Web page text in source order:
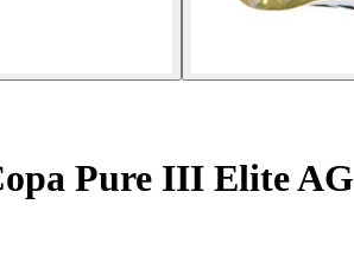
Pure III Elite AG